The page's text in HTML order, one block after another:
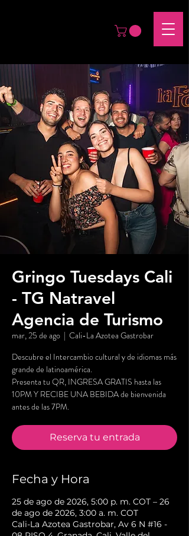
Gringo Tuesdays Cali
- TG Natravel
Agencia de Turismo
mar, 25 de ago
  |
Cali-La Azotea Gastrobar
Descubre el Intercambio cultural y de idiomas más
grande de latinoamérica.
Presenta tu QR, INGRESA GRATIS hasta las
10PM Y RECIBE UNA BEBIDA de bienvenida
antes de las 7PM.
Reserva tu entrada
Fecha y Hora
25 de ago de 2026, 5:00 p. m. COT – 26
de ago de 2026, 3:00 a. m. COT
Cali-La Azotea Gastrobar, Av 6 N #16 -